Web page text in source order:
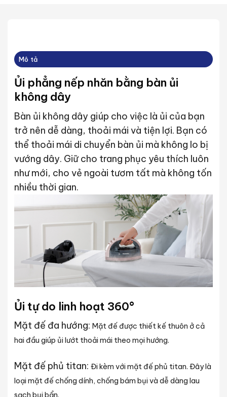
Mô tả
Ủi phẳng nếp nhăn bằng bàn ủi
không dây
Bàn ủi không dây giúp cho việc là ủi của bạn
trở nên dễ dàng, thoải mái và tiện lợi. Bạn có
thể thoải mái di chuyển bàn ủi mà không lo bị
vướng dây. Giữ cho trang phục yêu thích luôn
như mới, cho vẻ ngoài tươm tất mà không tốn
nhiều thời gian.
Ủi tự do linh hoạt 360°
Mặt đế đa hướng: Mặt đế được thiết kế thuôn ở cả
hai đầu giúp ủi lướt thoải mái theo mọi hướng.
Mặt đế phủ titan: Đi kèm với mặt đế phủ titan. Đây là
loại mặt đế chống dính, chống bám bụi và dễ dàng lau
sạch bụi bẩn.